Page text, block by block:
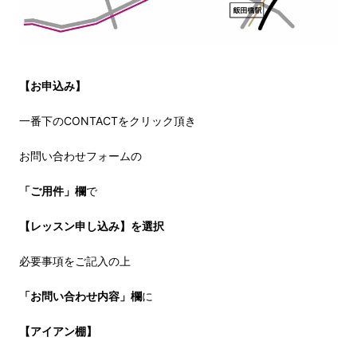
【お申込み】
一番下のCONTACTをクリック頂き
お問い合わせフォームの
「ご用件」欄で
【レッスン申し込み】を選択
必要事項をご記入の上
「お問い合わせ内容」欄に
【アイアン棚】